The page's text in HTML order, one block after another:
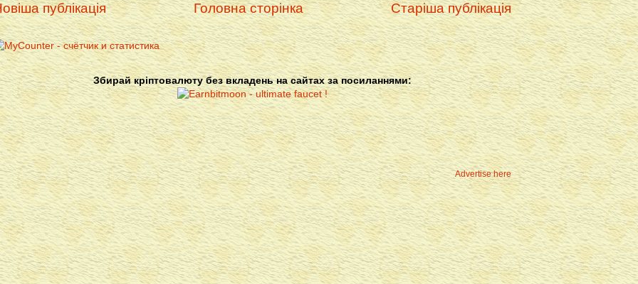
публікація Старіша публікація
Головна сторінка
Збирай кріптовалюту без вкладень на сайтах за посиланнями:
Advertise here